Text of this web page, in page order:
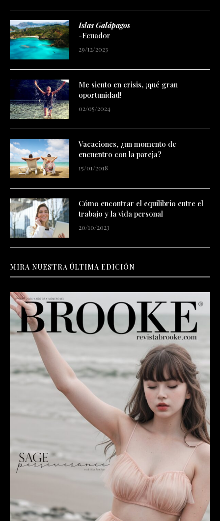
Islas Galápagos
-Ecuador
29/12/2023
Me siento en crisis, ¡qué gran
oportunidad!
02/05/2024
Vacaciones, ¿un momento de
encuentro con la pareja?
15/01/2018
Cómo encontrar el equilibrio entre el
trabajo y la vida personal
20/10/2023
MIRA NUESTRA ÚLTIMA EDICIÓN